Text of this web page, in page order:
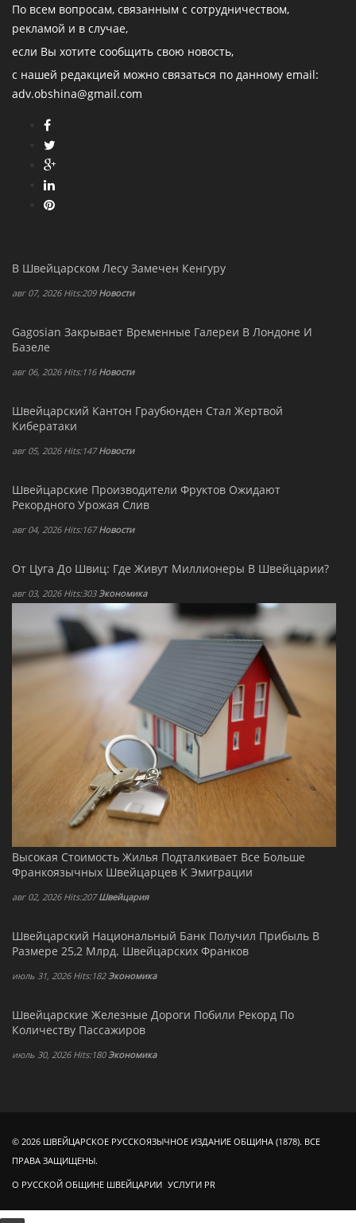
По всем вопросам, связанным с сотрудничеством,
рекламой и в случае,
если Вы хотите сообщить свою новость,
с нашей редакцией можно связаться по данному email:
adv.obshina@gmail.com
В Швейцарском Лесу Замечен Кенгуру
авг 07, 2026 Hits:209 Новости
Gagosian Закрывает Временные Галереи В Лондоне И
Базеле
авг 06, 2026 Hits:116 Новости
Швейцарский Кантон Граубюнден Стал Жертвой
Кибератаки
авг 05, 2026 Hits:147Новости
Швейцарские Производители Фруктов Ожидают
Рекордного Урожая Слив
авг 04, 2026 Hits:167Новости
От Цуга До Швиц: Где Живут Миллионеры В Швейцарии?
авг 03, 2026 Hits:303 Экономика
Высокая Стоимость Жилья Подталкивает Все Больше
Франкоязычных Швейцарцев К Эмиграции
авг 02, 2026 Hits:207Швейцария
Швейцарский Национальный Банк Получил Прибыль В
Размере 25,2 Млрд. Швейцарских Франков
июль 31, 2026 Hits:182Экономика
Швейцарские Железные Дороги Побили Рекорд По
Количеству Пассажиров
июль 30, 2026 Hits:180Экономика
© 2026 ШВЕЙЦАРСКОЕ РУССКОЯЗЫЧНОЕ ИЗДАНИЕ ОБЩИНА (1878). ВСЕ
ПРАВА ЗАЩИЩЕНЫ.
О РУССКОЙ ОБЩИНЕ ШВЕЙЦАРИИ УСЛУГИ PR